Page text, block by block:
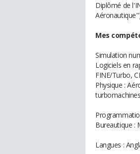
Diplômé de
Mes
Simulation
Logiciels en
FINE/Turbo,
Physique :
Bureautique :
Langues :